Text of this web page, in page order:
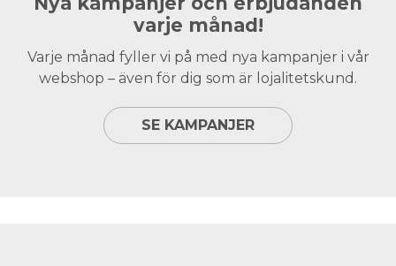
varje månad!
Varje månad fyller vi på med nya kampanjer i vår
webshop – även för dig som är lojalitetskund.
SE KAMPANJER